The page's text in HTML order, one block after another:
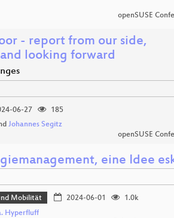
openSUSE
- report from our side,
looking forward
06-27
185
Johannes Segitz
openSUSE
eine Idee
Mobilität 2024-06-01
1.0k
Hyperfluff